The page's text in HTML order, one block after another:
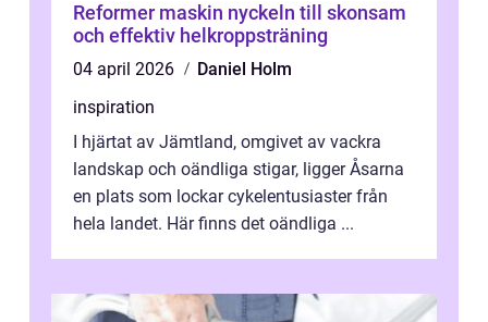
Reformer maskin nyckeln till skonsam
och effektiv helkroppsträning
04 april 2026
Daniel Holm
inspiration
I hjärtat av Jämtland, omgivet av vackra
landskap och oändliga stigar, ligger Åsarna
en plats som lockar cykelentusiaster från
hela landet. Här finns det oändliga ...